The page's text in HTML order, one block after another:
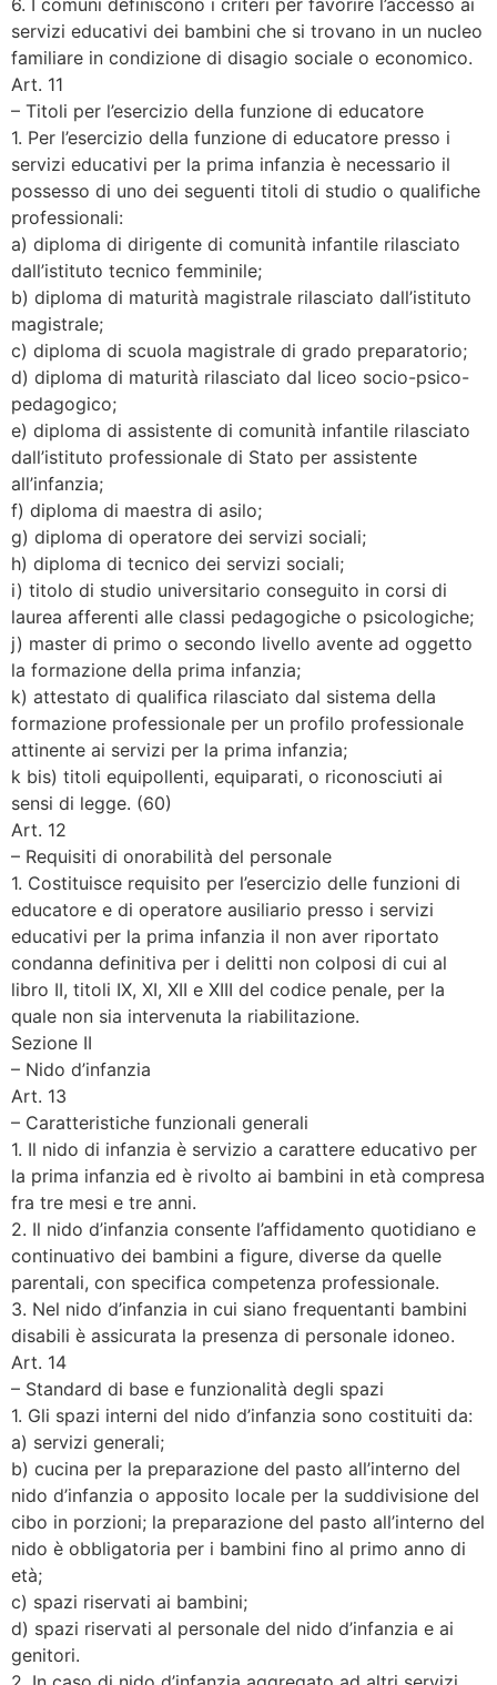
6. I comuni definiscono i criteri per favorire l’accesso ai
servizi educativi dei bambini che si trovano in un nucleo
familiare in condizione di disagio sociale o economico.
Art. 11
– Titoli per l’esercizio della funzione di educatore
1. Per l’esercizio della funzione di educatore presso i
servizi educativi per la prima infanzia è necessario il
possesso di uno dei seguenti titoli di studio o qualifiche
professionali:
a) diploma di dirigente di comunità infantile rilasciato
dall’istituto tecnico femminile;
b) diploma di maturità magistrale rilasciato dall’istituto
magistrale;
c) diploma di scuola magistrale di grado preparatorio;
d) diploma di maturità rilasciato dal liceo socio-psico-
pedagogico;
e) diploma di assistente di comunità infantile rilasciato
dall’istituto professionale di Stato per assistente
all’infanzia;
f) diploma di maestra di asilo;
g) diploma di operatore dei servizi sociali;
h) diploma di tecnico dei servizi sociali;
i) titolo di studio universitario conseguito in corsi di
laurea afferenti alle classi pedagogiche o psicologiche;
j) master di primo o secondo livello avente ad oggetto
la formazione della prima infanzia;
k) attestato di qualifica rilasciato dal sistema della
formazione professionale per un profilo professionale
attinente ai servizi per la prima infanzia;
k bis) titoli equipollenti, equiparati, o riconosciuti ai
sensi di legge. (60)
Art. 12
– Requisiti di onorabilità del personale
1. Costituisce requisito per l’esercizio delle funzioni di
educatore e di operatore ausiliario presso i servizi
educativi per la prima infanzia il non aver riportato
condanna definitiva per i delitti non colposi di cui al
libro II, titoli IX, XI, XII e XIII del codice penale, per la
quale non sia intervenuta la riabilitazione.
Sezione II
– Nido d’infanzia
Art. 13
– Caratteristiche funzionali generali
1. Il nido di infanzia è servizio a carattere educativo per
la prima infanzia ed è rivolto ai bambini in età compresa
fra tre mesi e tre anni.
2. Il nido d’infanzia consente l’affidamento quotidiano e
continuativo dei bambini a figure, diverse da quelle
parentali, con specifica competenza professionale.
3. Nel nido d’infanzia in cui siano frequentanti bambini
disabili è assicurata la presenza di personale idoneo.
Art. 14
– Standard di base e funzionalità degli spazi
1. Gli spazi interni del nido d’infanzia sono costituiti da:
a) servizi generali;
b) cucina per la preparazione del pasto all’interno del
nido d’infanzia o apposito locale per la suddivisione del
cibo in porzioni; la preparazione del pasto all’interno del
nido è obbligatoria per i bambini fino al primo anno di
età;
c) spazi riservati ai bambini;
d) spazi riservati al personale del nido d’infanzia e ai
genitori.